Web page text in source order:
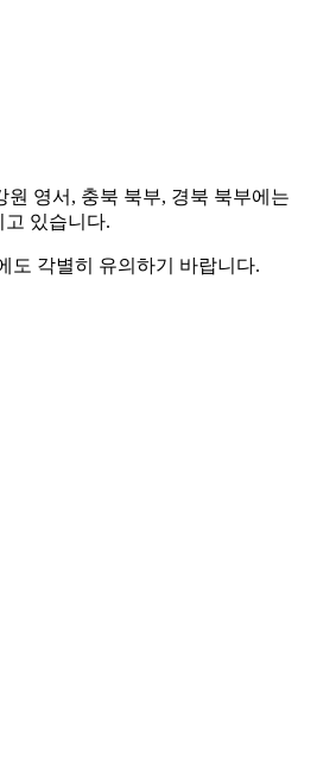
영서, 충북 북부, 경북 북부에는
있습니다.
도 각별히 유의하기 바랍니다.